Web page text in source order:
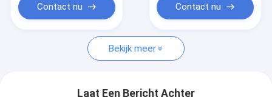
SS Gelast Draadnetwerk
ss geweven draadnetwerk
Contact nu Contact nu
Bekijk meer
Laat Een Bericht Achter